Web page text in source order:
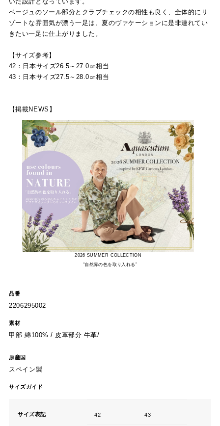
ベージュのソール部分とクラブチェックの相性も良く、全体的にリ
ゾートな雰囲気が漂う一足は、夏のヴァケーションに是非連れてい
きたい一足に仕上がりました。
【サイズ参考】
42：日本サイズ26.5～27.0㎝相当
43：日本サイズ27.5～28.0㎝相当
【掲載NEWS】
2026 SUMMER COLLECTION
"自然界の色を取り入れる”
品番
2206295002
素材
甲部 綿100% / 皮革部分 牛革/
原産国
スペイン製
サイズガイド
サイズ表記 42 43